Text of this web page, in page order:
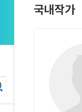
국내작가